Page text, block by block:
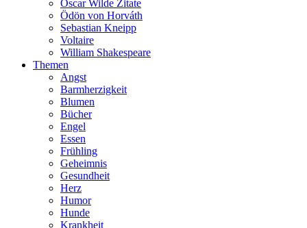
Oscar Wilde Zitate
Ödön von Horváth
Sebastian Kneipp
Voltaire
William Shakespeare
Themen
Angst
Barmherzigkeit
Blumen
Bücher
Engel
Essen
Frühling
Geheimnis
Gesundheit
Herz
Humor
Hunde
Krankheit